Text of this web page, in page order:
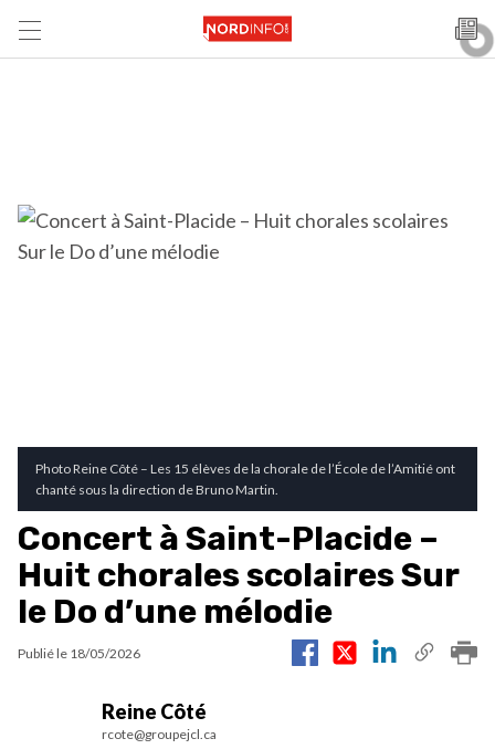
Photo Reine Côté – Les 15 élèves de la chorale de l’École de l’Amitié ont
chanté sous la direction de Bruno Martin.
Concert à Saint-Placide –
Huit chorales scolaires Sur
le Do d’une mélodie
Publié le 18/05/2026
Reine Côté
rcote@groupejcl.ca